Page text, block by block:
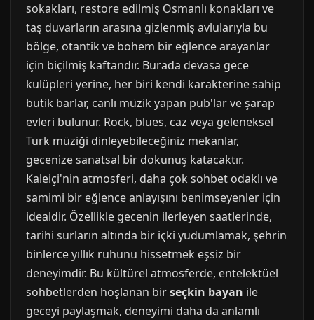
sokakları, restore edilmiş Osmanlı konakları ve
taş duvarların arasına gizlenmiş avlularıyla bu
bölge, otantik ve bohem bir eğlence arayanlar
için biçilmiş kaftandır. Burada devasa gece
kulüpleri yerine, her biri kendi karakterine sahip
butik barlar, canlı müzik yapan pub'lar ve şarap
evleri bulunur. Rock, blues, caz veya geleneksel
Türk müziği dinleyebileceğiniz mekanlar,
gecenize sanatsal bir dokunuş katacaktır.
Kaleiçi'nin atmosferi, daha çok sohbet odaklı ve
samimi bir eğlence anlayışını benimseyenler için
idealdir. Özellikle gecenin ilerleyen saatlerinde,
tarihi surların altında bir içki yudumlamak, şehrin
binlerce yıllık ruhunu hissetmek eşsiz bir
deneyimdir. Bu kültürel atmosferde, entelektüel
sohbetlerden hoşlanan birseçkin bayan ile
geceyi paylaşmak, deneyimi daha da anlamlı